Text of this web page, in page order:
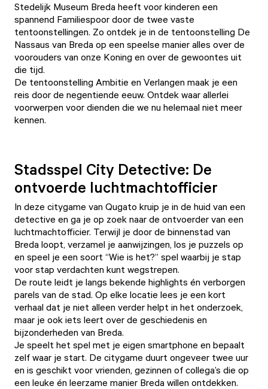
Stedelijk Museum Breda heeft voor kinderen een
spannend Familiespoor door de twee vaste
tentoonstellingen. Zo ontdek je in de tentoonstelling De
Nassaus van Breda op een speelse manier alles over de
voorouders van onze Koning en over de gewoontes uit
die tijd.
De tentoonstelling Ambitie en Verlangen maak je een
reis door de negentiende eeuw. Ontdek waar allerlei
voorwerpen voor dienden die we nu helemaal niet meer
kennen.
Stadsspel City Detective: De
ontvoerde luchtmachtofficier
In deze citygame van Qugato kruip je in de huid van een
detective en ga je op zoek naar de ontvoerder van een
luchtmachtofficier. Terwijl je door de binnenstad van
Breda loopt, verzamel je aanwijzingen, los je puzzels op
en speel je een soort “Wie is het?” spel waarbij je stap
voor stap verdachten kunt wegstrepen.
De route leidt je langs bekende highlights én verborgen
parels van de stad. Op elke locatie lees je een kort
verhaal dat je niet alleen verder helpt in het onderzoek,
maar je ook iets leert over de geschiedenis en
bijzonderheden van Breda.
Je speelt het spel met je eigen smartphone en bepaalt
zelf waar je start. De citygame duurt ongeveer twee uur
en is geschikt voor vrienden, gezinnen of collega’s die op
een leuke én leerzame manier Breda willen ontdekken.